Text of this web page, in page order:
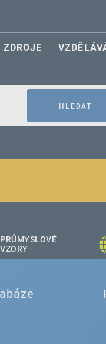
HLEDAT
PRŮMYSLOVÉ
VZORY